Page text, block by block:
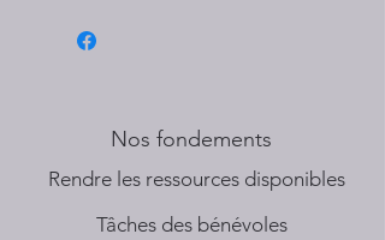
Nos fondements
​Rendre les ressources disponibles
Tâches des bénévoles